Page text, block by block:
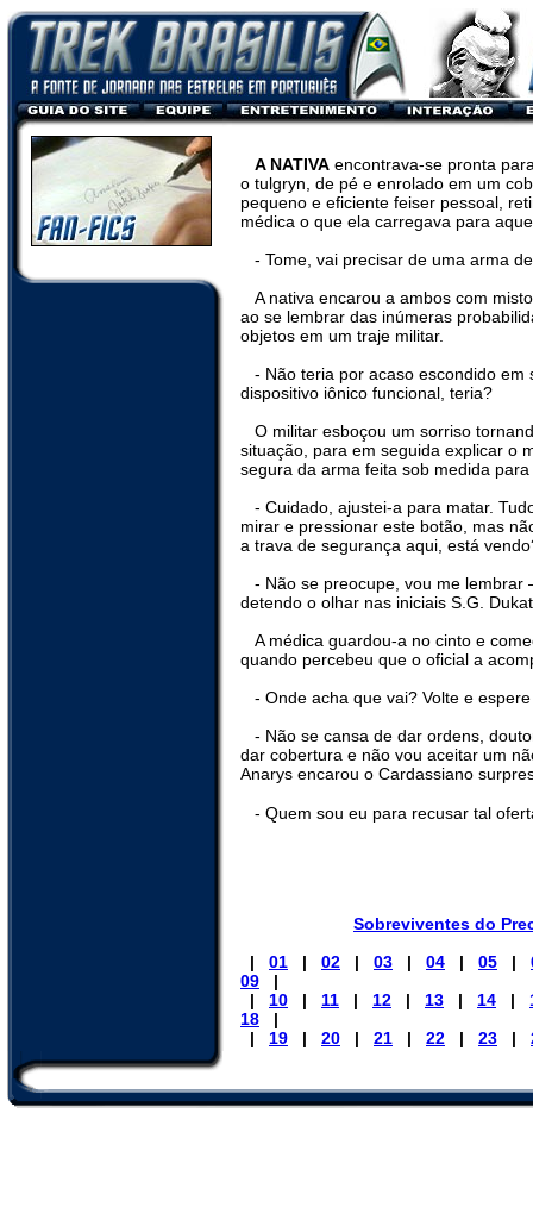
A NATIVA encontrava-se pronta
o tulgryn, de pé e enrolado em um
pequeno e eficiente feiser pessoal,
médica o que ela carregava para
- Tome, vai precisar de uma arma
A nativa encarou a ambos com
ao se lembrar das inúmeras
objetos em um traje militar.
- Não teria por acaso escondido em
dispositivo iônico funcional, teria?
O militar esboçou um sorriso
situação, para em seguida explicar o
segura da arma feita sob medida para
- Cuidado, ajustei-a para matar.
mirar e pressionar este botão, mas
a trava de segurança aqui, está
- Não se preocupe, vou me lembrar
detendo o olhar nas iniciais S.G.
A médica guardou-a no cinto e
quando percebeu que o oficial a
- Onde acha que vai? Volte e
- Não se cansa de dar ordens,
dar cobertura e não vou aceitar um
Anarys encarou o Cardassiano
- Quem sou eu para recusar tal
Sobreviventes do
| 01 | 02 | 03 | 04 | 05 |
09 |
| 10 | 11 | 12 | 13 | 14 |
18 |
| 19 | 20 | 21 | 22 | 23 |